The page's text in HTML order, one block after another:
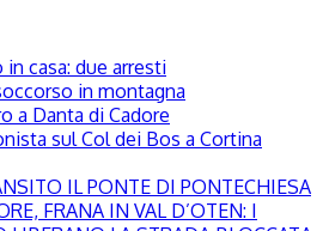
casa: due arresti
in montagna
a Danta di Cadore
sul Col dei Bos a Cortina
IL PONTE DI PONTECHIESA
FRANA IN VAL D’OTEN: I